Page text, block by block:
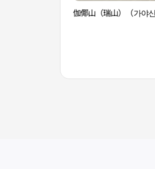
伽倻山（瑞山）（가야